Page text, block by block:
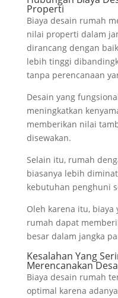
Properti
Biaya desain rumah
nilai properti dalam
dirancang dengan
lebih tinggi
tanpa perencanaan
Desain yang
meningkatkan
memberikan nilai
disewakan.
Selain itu, rumah
biasanya lebih
kebutuhan penghuni
Oleh karena itu,
rumah dapat
besar dalam jangka
Kesalahan Yang
Merencanakan
Biaya desain rumah
optimal karena